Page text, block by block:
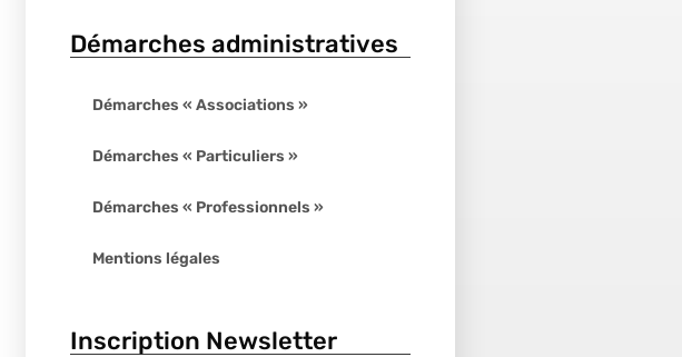
Démarches administratives
Démarches « Associations »
Démarches « Particuliers »
Démarches « Professionnels »
Mentions légales
Inscription Newsletter